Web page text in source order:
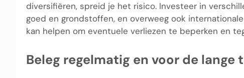
diversifiëren, spreid je het risico. Investeer in
goed en grondstoffen, en overweeg ook
kan helpen om eventuele verliezen te beperken en
Beleg regelmatig en voor de lange